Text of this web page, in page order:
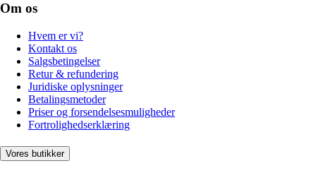
Om os
Hvem er vi?
Kontakt os
Salgsbetingelser
Retur & refundering
Juridiske oplysninger
Betalingsmetoder
Priser og forsendelsesmuligheder
Fortrolighedserklæring
Vores butikker